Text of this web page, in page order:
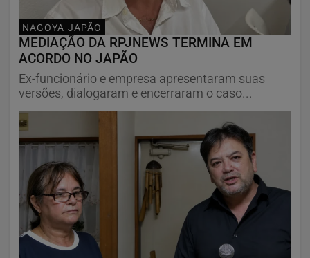
NAGOYA-JAPÃO
MEDIAÇÃO DA RPJNEWS TERMINA EM
ACORDO NO JAPÃO
Ex-funcionário e empresa apresentaram suas
versões, dialogaram e encerraram o caso...